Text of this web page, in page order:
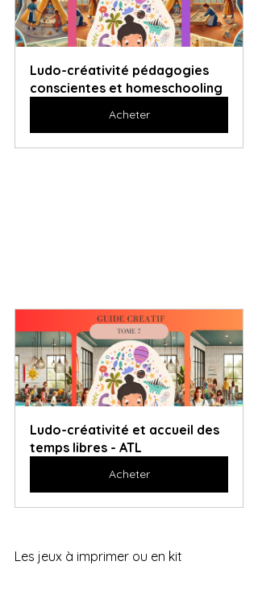
Ludo-créativité pédagogies
conscientes et homeschooling
Acheter
Ludo-créativité et accueil des
temps libres - ATL
Acheter
Les jeux à imprimer ou en kit